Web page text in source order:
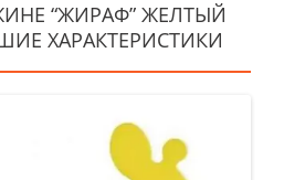
“ЖИРАФ” ЖЕЛТЫЙ
ХАРАКТЕРИСТИКИ